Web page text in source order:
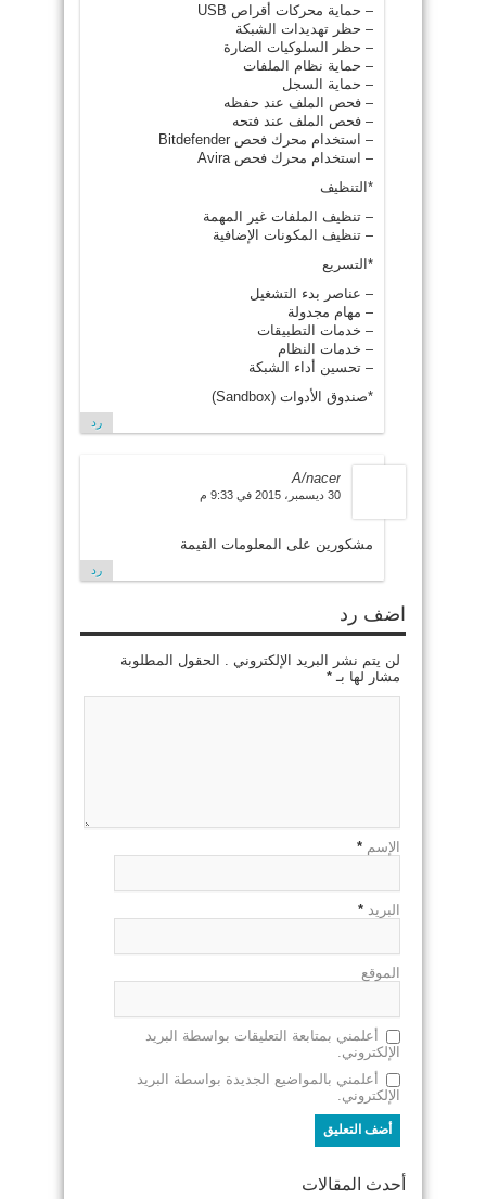
– حماية محركات أقراص USB
– حظر تهديدات الشبكة
– حظر السلوكيات الضارة
– حماية نظام الملفات
– حماية السجل
– فحص الملف عند حفظه
– فحص الملف عند فتحه
– استخدام محرك فحص Bitdefender
– استخدام محرك فحص Avira
*التنظيف
– تنظيف الملفات غير المهمة
– تنظيف المكونات الإضافية
*التسريع
– عناصر بدء التشغيل
– مهام مجدولة
– خدمات التطبيقات
– خدمات النظام
– تحسين أداء الشبكة
*صندوق الأدوات (Sandbox)
رد
A/nacer
30 ديسمبر، 2015 في 9:33 م
مشكورين على المعلومات القيمة
رد
اضف رد
لن يتم نشر البريد الإلكتروني . الحقول المطلوبة
مشار لها بـ *
الإسم *
البريد *
الموقع
أعلمني بمتابعة التعليقات بواسطة البريد
الإلكتروني.
أعلمني بالمواضيع الجديدة بواسطة البريد
الإلكتروني.
أحدث المقالات